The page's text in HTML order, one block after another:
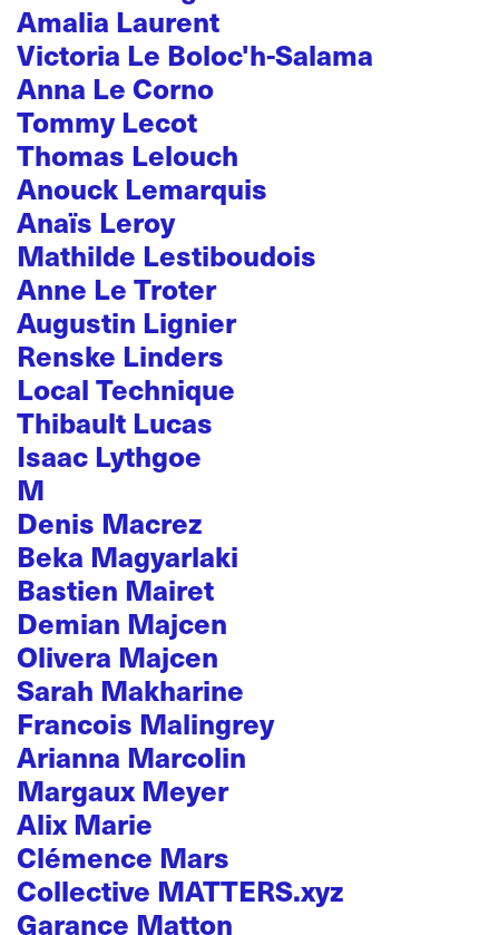
Amalia Laurent
Victoria Le Boloc'h-Salama
Anna Le Corno
Tommy Lecot
Thomas Lelouch
Anouck Lemarquis
Anaïs Leroy
Mathilde Lestiboudois
Anne Le Troter
Augustin Lignier
Renske Linders
Local Technique
Thibault Lucas
Isaac Lythgoe
M
Denis Macrez
Beka Magyarlaki
Bastien Mairet
Demian Majcen
Olivera Majcen
Sarah Makharine
Francois Malingrey
Arianna Marcolin
Margaux Meyer
Alix Marie
Clémence Mars
Collective MATTERS.xyz
Garance Matton